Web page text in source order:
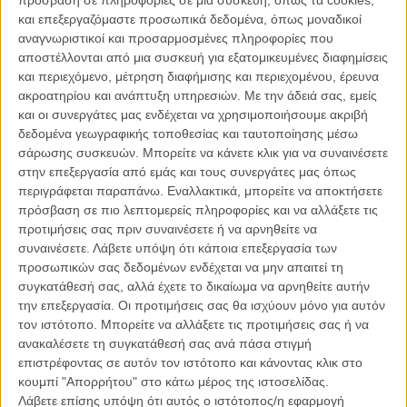
και επεξεργαζόμαστε προσωπικά δεδομένα, όπως μοναδικοί
αναγνωριστικοί και προσαρμοσμένες πληροφορίες που
αποστέλλονται από μια συσκευή για εξατομικευμένες διαφημίσεις
και περιεχόμενο, μέτρηση διαφήμισης και περιεχομένου, έρευνα
ακροατηρίου και ανάπτυξη υπηρεσιών. Με την άδειά σας, εμείς
και οι συνεργάτες μας ενδέχεται να χρησιμοποιήσουμε ακριβή
δεδομένα γεωγραφικής τοποθεσίας και ταυτοποίησης μέσω
σάρωσης συσκευών. Μπορείτε να κάνετε κλικ για να συναινέσετε
στην επεξεργασία από εμάς και τους συνεργάτες μας όπως
περιγράφεται παραπάνω. Εναλλακτικά, μπορείτε να αποκτήσετε
πρόσβαση σε πιο λεπτομερείς πληροφορίες και να αλλάξετε τις
προτιμήσεις σας πριν συναινέσετε ή να αρνηθείτε να
συναινέσετε. Λάβετε υπόψη ότι κάποια επεξεργασία των
προσωπικών σας δεδομένων ενδέχεται να μην απαιτεί τη
συγκατάθεσή σας, αλλά έχετε το δικαίωμα να αρνηθείτε αυτήν
την επεξεργασία. Οι προτιμήσεις σας θα ισχύουν μόνο για αυτόν
τον ιστότοπο. Μπορείτε να αλλάξετε τις προτιμήσεις σας ή να
ανακαλέσετε τη συγκατάθεσή σας ανά πάσα στιγμή
επιστρέφοντας σε αυτόν τον ιστότοπο και κάνοντας κλικ στο
κουμπί "Απορρήτου" στο κάτω μέρος της ιστοσελίδας.
Λάβετε επίσης υπόψη ότι αυτός ο ιστότοπος/η εφαρμογή
εσταυρωμένο σε πρώτο πλάνο στη μέση του πουθενά, την
επιβλητική μουσική του Ενιο Μορικόνε να αντηχεί στο απόλυτο
κενό, την κάμερα να πλησιάζει τα άλογα της άμαξας σε χορευτική
συγχρονισμένη κίνηση και τους τίτλους της ταινίας σε ποπ
πορτοκαλί να λερώνουν το χιόνι, ο Κουέντιν Ταραντίνο δεν
χρειάζεται πλέον να εξηγήσει γιατί επέμενε να γυρίσει το «The
Hateful Eight» σε 70mm σινεμασκόπ – ακριβώς όπως το έκαναν
παλιά.
Κι, όμως, έχετε μόλις ξεγελαστεί με τον ίδιο διαβολικό τρόπο που
λίγο αργότερα οι μισητοί οκτώ του τίτλου (και μερικοί ακόμη που θα
σκάσουν πραγματικά από το πουθενά) θα εγκλωβιστούν σε ένα
πανδοχείο και δεν θα βγουν από εκεί παρά μόνο όταν όλα θα έχουν
τελειώσει σε ένα λουτρό αίματος και η Αμερική θα αναγκαστεί να
ζήσει σε repeat, flash-backs και ατελείωτες σελίδες διαλόγων την
εφιαλτική της ιστορία έτσι όπως αυτή φτάνει στο σήμερα μετρώντας
ακόμη ανοιχτές πληγές...
Με μια πόρτα αμπαρωμένη με καρφιά που σπάνε κάθε φορά που
κάποιος μπαίνει στο εσωτερικό του πανδοχείου (μια μόνο από τις
υπέροχες λεπτομέρειες του σεναριακού οίστρου του Ταραντίνο), η
απειλητική χιονοθύελλα θα μείνει έξω από τη δράση, ελάχιστο χιόνι